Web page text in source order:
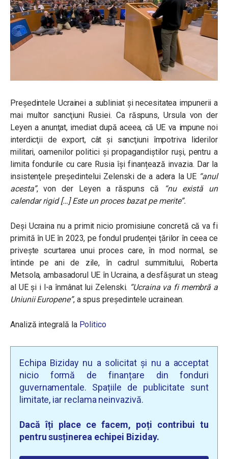
Preşedintele Ucrainei a subliniat şi necesitatea impunerii a
mai multor sancţiuni Rusiei. Ca răspuns, Ursula von der
Leyen a anunţat, imediat după aceea, că UE va impune noi
interdicţii de export, cât şi sancţiuni împotriva liderilor
militari, oamenilor politici şi propagandiştilor ruşi, pentru a
limita fondurile cu care Rusia își finanțează invazia. Dar la
insistenţele preşedintelui Zelenski de a adera la UE “anul
acesta”, von der Leyen a răspuns că
“nu există un
calendar rigid […] Este un proces bazat pe merite”.
Deşi Ucraina nu a primit nicio promisiune concretă că va fi
primită în UE în 2023, pe fondul prudenţei țărilor în ceea ce
privește scurtarea unui proces care, în mod normal, se
întinde pe ani de zile, în cadrul summitului, Roberta
Metsola, ambasadorul UE în Ucraina, a desfășurat un steag
al UE şi i l-a înmânat lui Zelenski. “Ucraina va fi membră a
Uniunii Europene”, a spus preşedintele ucrainean.
Analiză integrală la Politico
Echipa Biziday nu a solicitat și nu a acceptat
nicio formă de finanțare din fonduri
guvernamentale. Spațiile de publicitate sunt
limitate, iar reclama neinvazivă.
Dacă îți place ce facem, poți contribui tu
pentru susținerea echipei Biziday.